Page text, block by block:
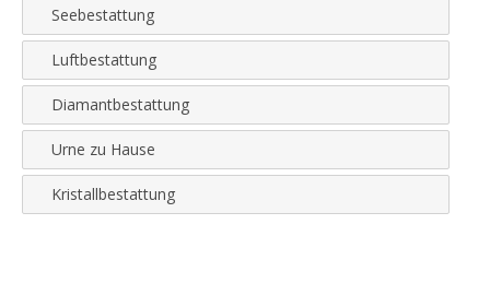
Seebestattung
Luftbestattung
Diamantbestattung
Urne zu Hause
Kristallbestattung